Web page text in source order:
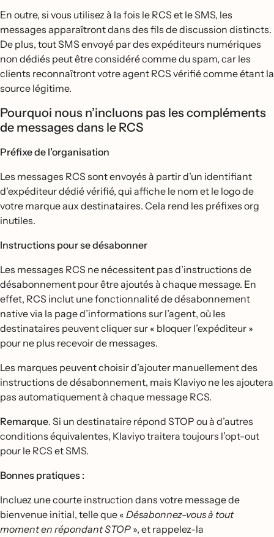
En outre, si vous utilisez à la fois le RCS et le SMS, les
messages apparaîtront dans des fils de discussion distincts.
De plus, tout SMS envoyé par des expéditeurs numériques
non dédiés peut être considéré comme du spam, car les
clients reconnaîtront votre agent RCS vérifié comme étant la
source légitime.
Pourquoi nous n’incluons pas les compléments
de messages dans le RCS
Préfixe de l’organisation
Les messages RCS sont envoyés à partir d’un identifiant
d'expéditeur dédié vérifié, qui affiche le nom et le logo de
votre marque aux destinataires. Cela rend les préfixes org
inutiles.
Instructions pour se désabonner
Les messages RCS ne nécessitent pas d’instructions de
désabonnement pour être ajoutés à chaque message. En
effet, RCS inclut une fonctionnalité de désabonnement
native via la page d’informations sur l’agent, où les
destinataires peuvent cliquer sur « bloquer l’expéditeur »
pour ne plus recevoir de messages.
Les marques peuvent choisir d’ajouter manuellement des
instructions de désabonnement, mais Klaviyo ne les ajoutera
pas automatiquement à chaque message RCS.
Remarque. Si un destinataire répond STOP ou à d’autres
conditions équivalentes, Klaviyo traitera toujours l’opt-out
pour le RCS et SMS.
Bonnes pratiques :
Incluez une courte instruction dans votre message de
bienvenue initial, telle que « Désabonnez-vous à tout
moment en répondant STOP », et rappelez-la